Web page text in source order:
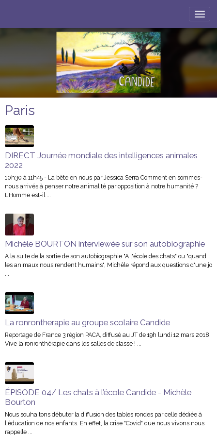
Paris
DIRECT Journée mondiale des intelligences animales
2022
10h30 à 11h45 - La bête en nous par Jessica Serra Comment en sommes-
nous arrivés à penser notre animalité par opposition à notre humanité ?
L’Homme est-il ...
Michèle BOURTON interviewée sur son autobiographie
A la suite de la sortie de son autobiographie "A l'école des chats" ou "quand
les animaux nous rendent humains", Michèle répond aux questions d'une jo
...
La ronrontherapie au groupe scolaire Candide
Reportage de France 3 région PACA, diffusé au JT de 19h lundi 12 mars 2018.
Vive la ronronthérapie dans les salles de classe ! ...
ÉPISODE 04/ Les chats à l’école Candide - Michèle
Bourton
Nous souhaitons débuter la diffusion des tables rondes par celle dédiée à
l'éducation de nos enfants. En effet, la crise "Covid" que nous vivons nous
rappelle ...